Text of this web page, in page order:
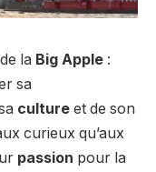
de la Big Apple :
sa
culture et de son
curieux qu’aux
passion pour la